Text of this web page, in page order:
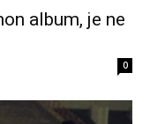
album, je ne
0